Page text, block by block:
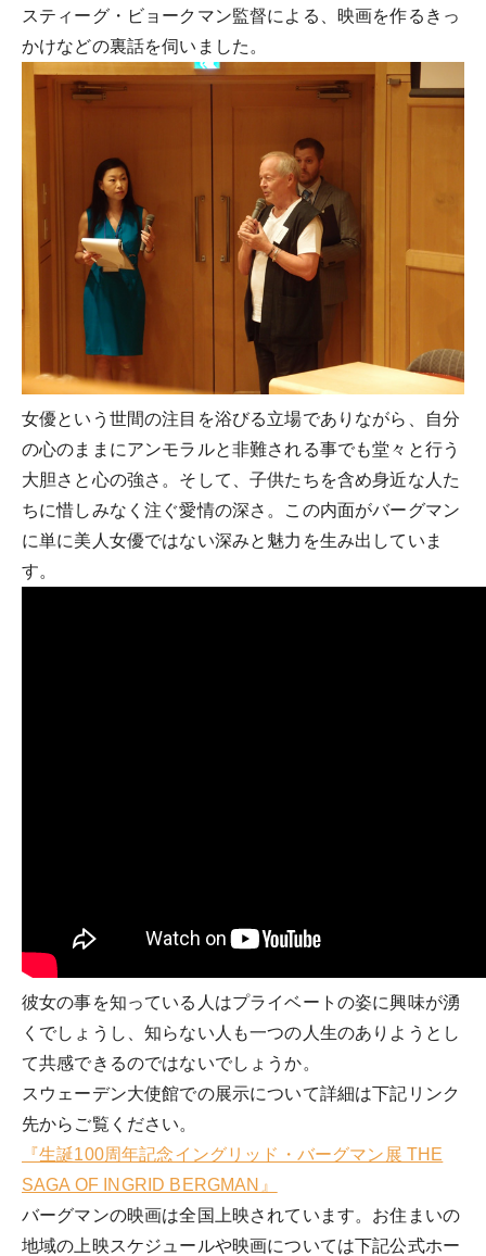
スティーグ・ビョークマン監督による、映画を作るきっ
かけなどの裏話を伺いました。
女優という世間の注目を浴びる立場でありながら、自分
の心のままにアンモラルと非難される事でも堂々と行う
大胆さと心の強さ。そして、子供たちを含め身近な人た
ちに惜しみなく注ぐ愛情の深さ。この内面がバーグマン
に単に美人女優ではない深みと魅力を生み出していま
す。
彼女の事を知っている人はプライベートの姿に興味が湧
くでしょうし、知らない人も一つの人生のありようとし
て共感できるのではないでしょうか。
スウェーデン大使館での展示について詳細は下記リンク
先からご覧ください。
『生誕100周年記念イングリッド・バーグマン展 THE
SAGA OF INGRID BERGMAN』
バーグマンの映画は全国上映されています。お住まいの
地域の上映スケジュールや映画については下記公式ホー